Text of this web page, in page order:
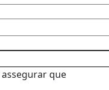
que